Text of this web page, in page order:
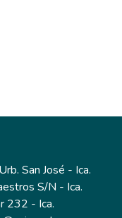
San José - Ica.
S/N - Ica.
232 - Ica.